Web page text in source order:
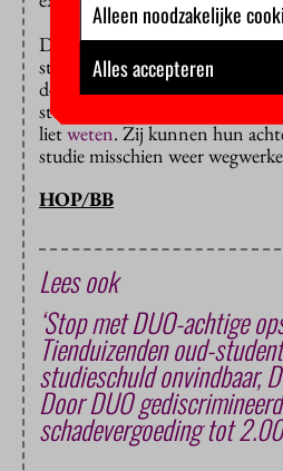
De coronacompensatie is dus
studenten. Het kabinet is
de portemonnee te trekken
studiejaren, zoals minister Van
lietweten. Zij kunnen hun
studie misschien weer
HOP/BB
Lees ook
‘Stop met DUO-achtige
Tienduizenden oud-
studieschuld onvindbaar,
Door DUO
schadevergoeding tot
Alleen noodzakelijke
Alles accepteren